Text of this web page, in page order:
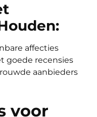
affecties
goede recensies
aanbieders
voor